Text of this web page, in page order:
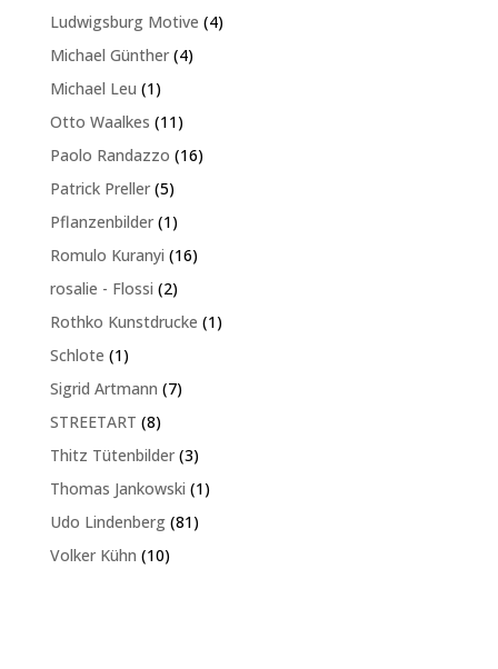
Produkt
Ludwigsburg Motive 44
Michael Günther 44
Michael Leu 11
Produkt
Otto Waalkes 1111
Produkte
Paolo Randazzo 1616
Patrick Preller 55
Produkte
Pflanzenbilder 11
Produkt
Romulo Kuranyi 1616
rosalie - Flossi 22
Produkte
Rothko Kunstdrucke 11
Schlote 11
Produkt
Sigrid Artmann 77
STREETART 88
Produkte
Thitz Tütenbilder 33
Produkte
Thomas Jankowski 11
Udo Lindenberg 8181
Volker Kühn 1010